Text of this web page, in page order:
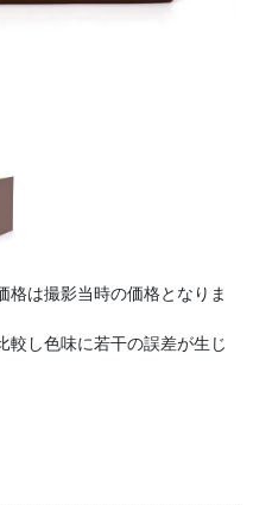
格は撮影当時の価格となりま
較し色味に若干の誤差が生じ